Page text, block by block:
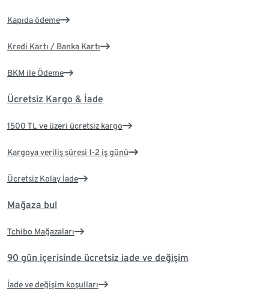
Kapıda ödeme
Kredi Kartı / Banka Kartı
BKM ile Ödeme
Ücretsiz Kargo & İade
1500 TL ve üzeri ücretsiz kargo
Kargoya veriliş süresi 1-2 iş günü
Ücretsiz Kolay İade
Mağaza bul
Tchibo Mağazaları
90 gün içerisinde ücretsiz iade ve değişim
İade ve değişim koşulları